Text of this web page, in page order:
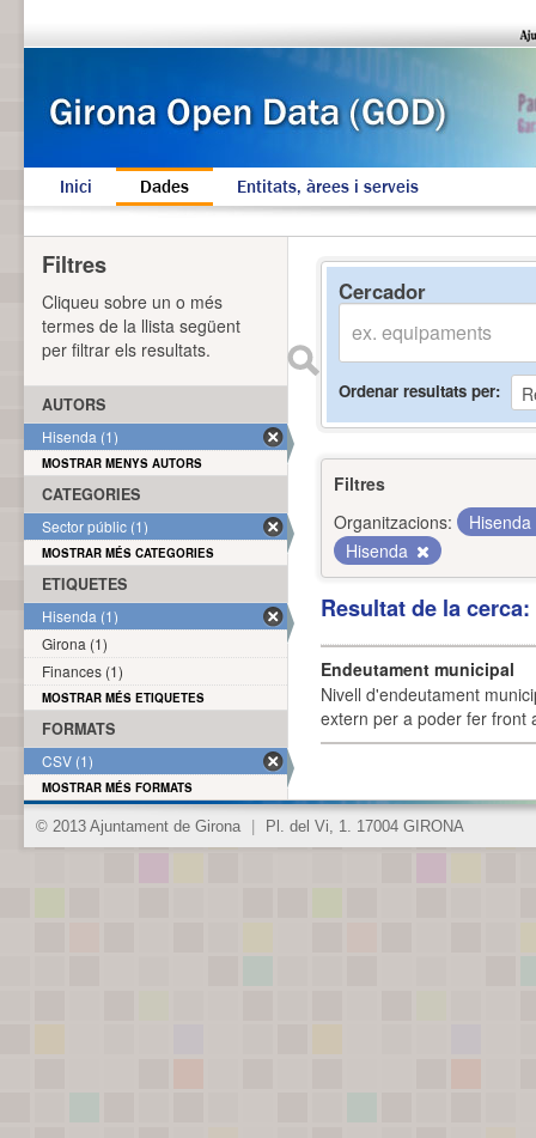
Inici Dades Entitats, àrees i serveis
Cercador
Ordenar resultats per
Filtres
Organitzacions:
Hisenda
Hisenda
Resultat de la
Endeutament municipal
Nivell d'endeutament
extern per a poder fer front
Filtres
Cliqueu sobre un o més
termes de la llista següent
per filtrar els resultats.
AUTORS
Hisenda (1)
MOSTRAR MENYS AUTORS
CATEGORIES
Sector públic (1)
MOSTRAR MÉS CATEGORIES
ETIQUETES
Hisenda (1)
Girona (1)
Finances (1)
MOSTRAR MÉS ETIQUETES
FORMATS
CSV (1)
MOSTRAR MÉS FORMATS
© 2013 Ajuntament de Girona Pl. del Vi, 1. 17004 GIRONA